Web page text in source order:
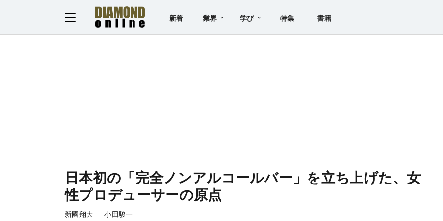
新着 業界 学び 特集 書籍
日本初の「完全ノンアルコールバー」を立ち上げた、女
性プロデューサーの原点
新國翔大 小田駿一